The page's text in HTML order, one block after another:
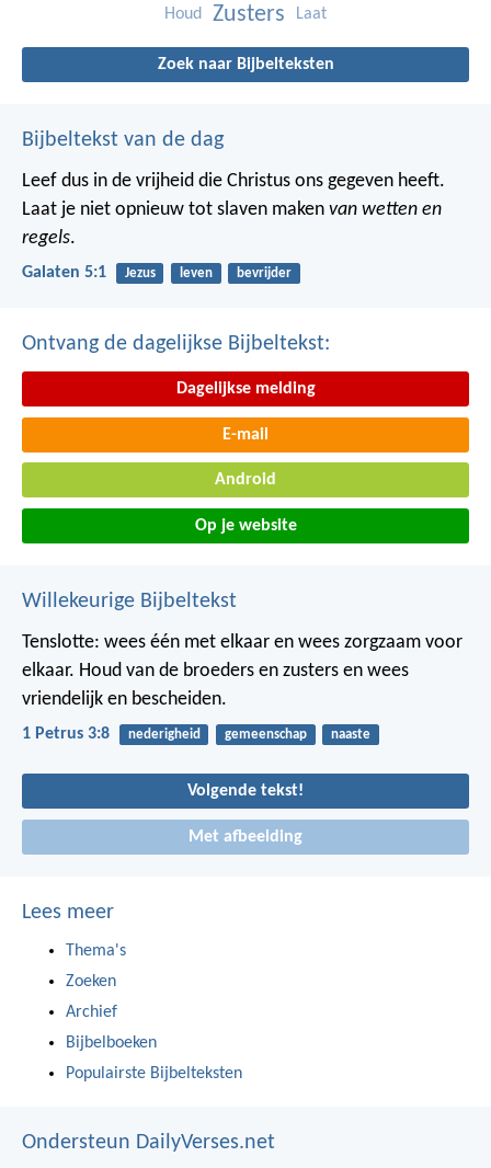
Houd Zusters Laat
Zoek naar Bijbelteksten
Bijbeltekst van de dag
Leef dus in de vrijheid die Christus ons gegeven heeft.
Laat je niet opnieuw tot slaven maken van wetten en
regels.
Galaten 5:1 Jezus leven bevrijder
Ontvang de dagelijkse Bijbeltekst:
Dagelijkse melding
E-mail
Android
Op je website
Willekeurige Bijbeltekst
Tenslotte: wees één met elkaar en wees zorgzaam voor
elkaar. Houd van de broeders en zusters en wees
vriendelijk en bescheiden.
1 Petrus 3:8 nederigheid gemeenschap naaste
Volgende tekst!
Met afbeelding
Lees meer
Thema's
Zoeken
Archief
Bijbelboeken
Populairste Bijbelteksten
Ondersteun DailyVerses.net